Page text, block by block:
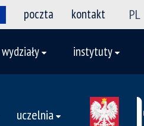
poczta kontakt PL
wydziały instytuty
uczelnia